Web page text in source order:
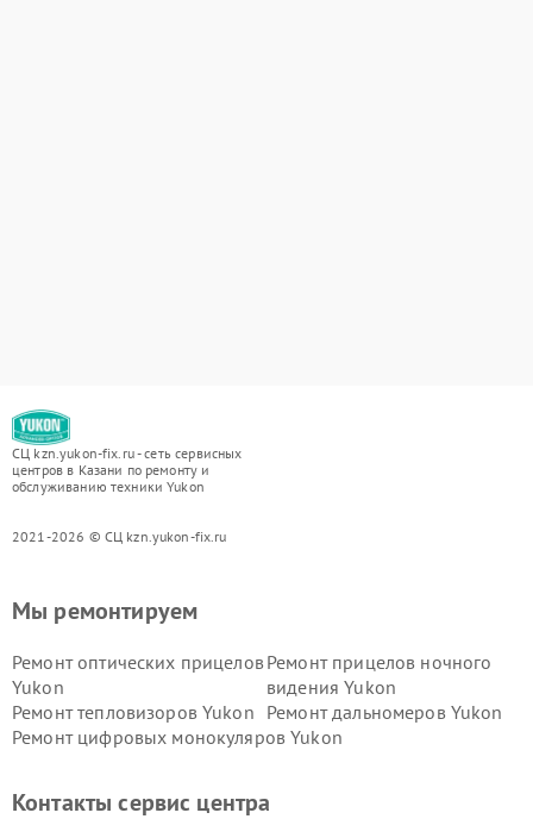
СЦ kzn.yukon-fix.ru - сеть сервисных
центров в Казани по ремонту и
обслуживанию техники Yukon
2021-2026 © СЦ kzn.yukon-fix.ru
Мы ремонтируем
Ремонт оптических прицелов
Yukon
Ремонт прицелов ночного
видения Yukon
Ремонт тепловизоров Yukon Ремонт дальномеров Yukon
Ремонт цифровых монокуляров Yukon
Контакты сервис центра